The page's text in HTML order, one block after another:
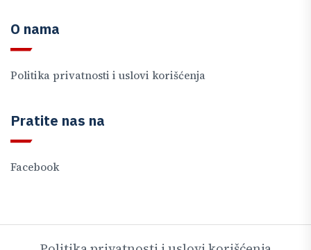
O nama
Politika privatnosti i uslovi korišćenja
Pratite nas na
Facebook